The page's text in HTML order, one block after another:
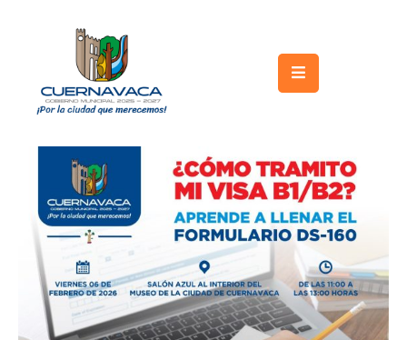
Gobierno
Trámites
Servicios
Licitaciones
Transparencia